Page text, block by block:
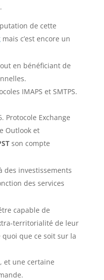
de cette
mais c’est encore un
en bénéficiant de
IMAPS et SMTPS.
Protocole Exchange
Outlook et
son compte
des investissements
des services
capable de
territorialité de leur
que ce soit sur la
et une certaine